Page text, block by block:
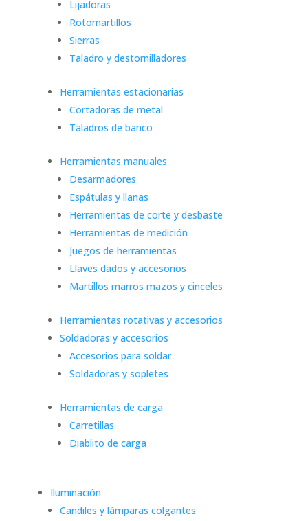
Lijadoras
Rotomartillos
Sierras
Taladro y destornilladores
Herramientas estacionarias
Cortadoras de metal
Taladros de banco
Herramientas manuales
Desarmadores
Espátulas y llanas
Herramientas de corte y desbaste
Herramientas de medición
Juegos de herramientas
Llaves dados y accesorios
Martillos marros mazos y cinceles
Herramientas rotativas y accesorios
Soldadoras y accesorios
Accesorios para soldar
Soldadoras y sopletes
Herramientas de carga
Carretillas
Diablito de carga
Iluminación
Candiles y lámparas colgantes